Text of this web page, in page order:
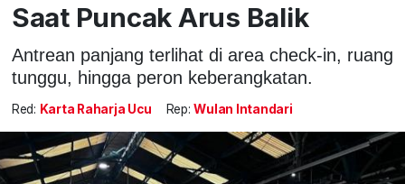
Saat Puncak Arus Balik
Antrean panjang terlihat di area check-in, ruang
tunggu, hingga peron keberangkatan.
Red: Karta Raharja Ucu Rep: Wulan Intandari